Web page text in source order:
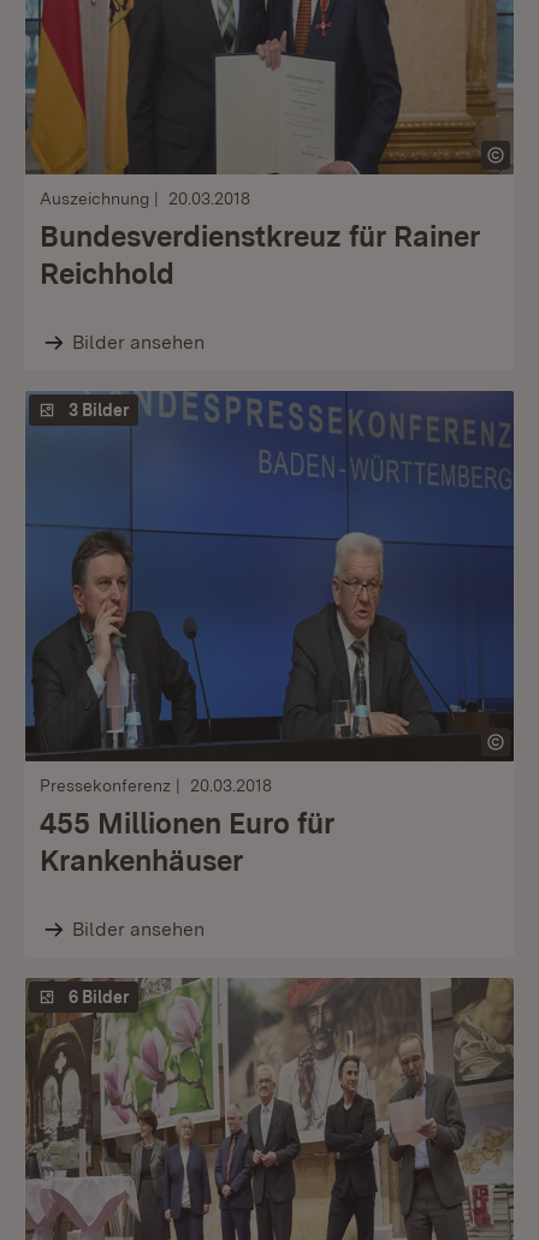
Auszeichnung 20.03.2018
Bundesverdienstkreuz für Rainer
Reichhold
Bilder ansehen
3 Bilder
Pressekonferenz 20.03.2018
455 Millionen Euro für
Krankenhäuser
Bilder ansehen
6 Bilder